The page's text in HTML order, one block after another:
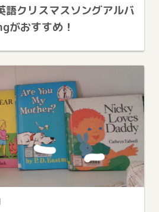
語クリスマスソングアルバ
がおすすめ！